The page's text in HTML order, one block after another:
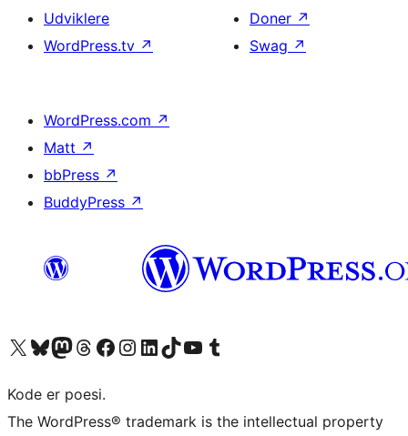
Udviklere
WordPress.tv ↗
Doner ↗
Swag ↗
WordPress.com ↗
Matt ↗
bbPress ↗
BuddyPress ↗
Besøg vores X (tidligere Twitter) konto
Besøg vores Bluesky-konto
Besøg vores Mastodon konto
Besøg vores Threads-konto
Besøg vores Facebook sideBesøg vores Instagram konto
Besøg vores LinkedIn konto
Besøg vores TikTok-konto
Besøg vores YouTube-kanalBesøg vores Tumblr-konto
Kode er poesi.
The WordPress® trademark is the intellectual property